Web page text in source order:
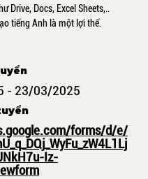
Drive, Docs, Excel Sheets,..
tiếng Anh là một lợi thế.
- 23/03/2025
forms/d/e/
Iz-